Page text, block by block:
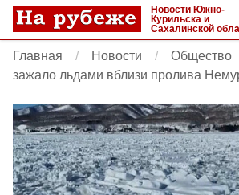
Новости Южно-
Курильска и
Сахалинской
Главная Новости Общество
зажало льдами вблизи пролива